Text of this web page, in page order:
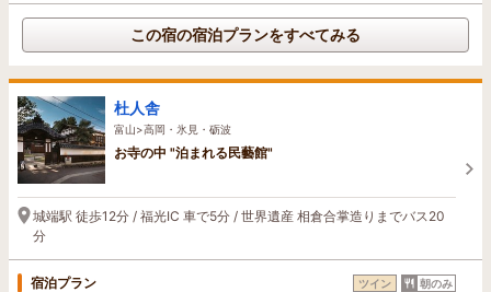
この宿の宿泊プランをすべてみる
杜人舎
富山>高岡・氷見・砺波
お寺の中 "泊まれる民藝館"
城端駅 徒歩12分 / 福光IC 車で5分 / 世界遺産 相倉合掌造りまでバス20
分
宿泊プラン ツイン 朝のみ